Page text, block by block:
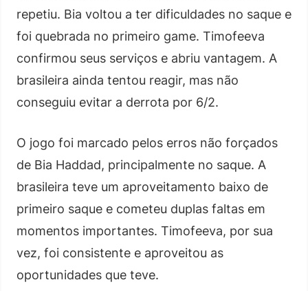
repetiu. Bia voltou a ter dificuldades no saque e
foi quebrada no primeiro game. Timofeeva
confirmou seus serviços e abriu vantagem. A
brasileira ainda tentou reagir, mas não
conseguiu evitar a derrota por 6/2.
O jogo foi marcado pelos erros não forçados
de Bia Haddad, principalmente no saque. A
brasileira teve um aproveitamento baixo de
primeiro saque e cometeu duplas faltas em
momentos importantes. Timofeeva, por sua
vez, foi consistente e aproveitou as
oportunidades que teve.